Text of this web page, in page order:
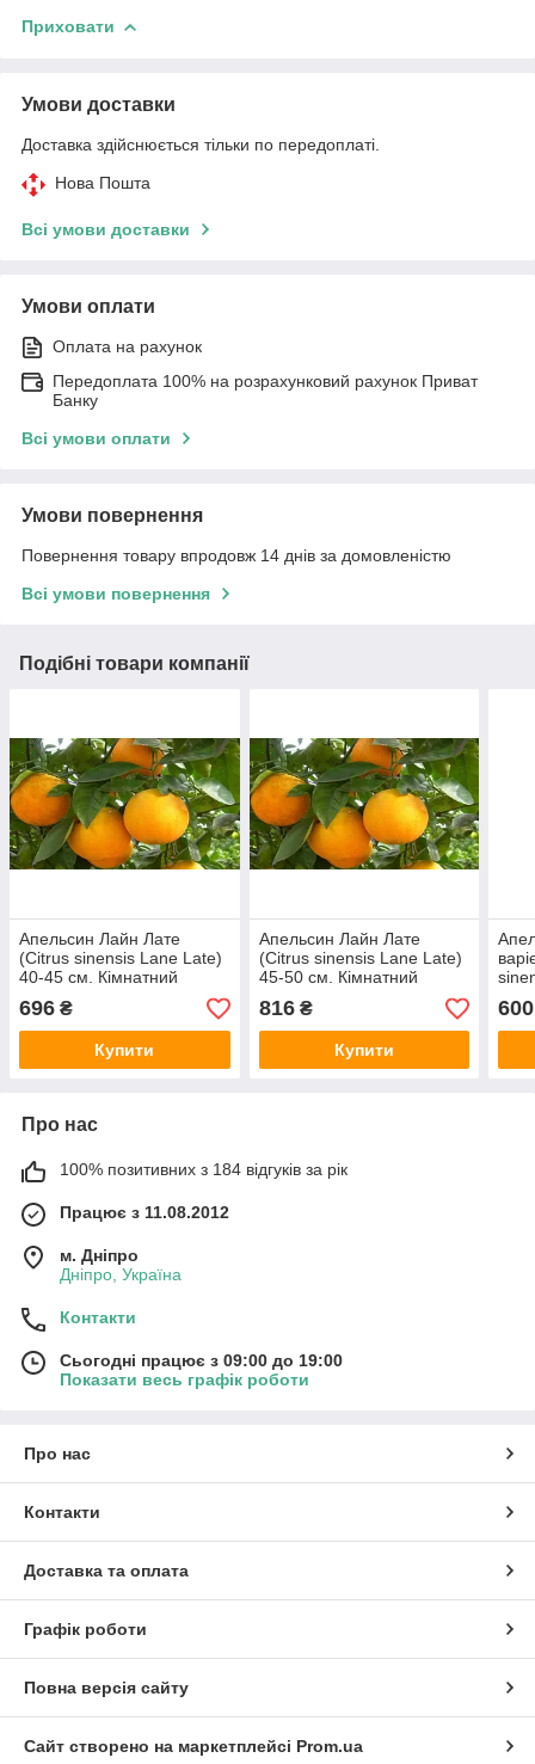
Приховати
Умови доставки
Доставка здійснюється тільки по передоплаті.
Нова Пошта
Всі умови доставки
Умови оплати
Оплата на рахунок
Передоплата 100% на розрахунковий рахунок Приват
Банку
Всі умови оплати
Умови повернення
Повернення товару впродовж 14 днів за домовленістю
Всі умови повернення
Подібні товари компанії
Апельсин Лайн Лате
(Citrus sinensis Lane Late)
40-45 см. Кімнатний
696 ₴
Купити
Апельсин Лайн Лате
(Citrus sinensis Lane Late)
45-50 см. Кімнатний
816₴
Купити
30-
600
Про нас
100% позитивних з 184 відгуків за рік
Працює з 11.08.2012
м. Дніпро
Дніпро, Україна
Контакти
Сьогодні працює з 09:00 до 19:00
Показати весь графік роботи
Про нас
Контакти
Доставка та оплата
Графік роботи
Повна версія сайту
Сайт створено на маркетплейсі Prom.ua